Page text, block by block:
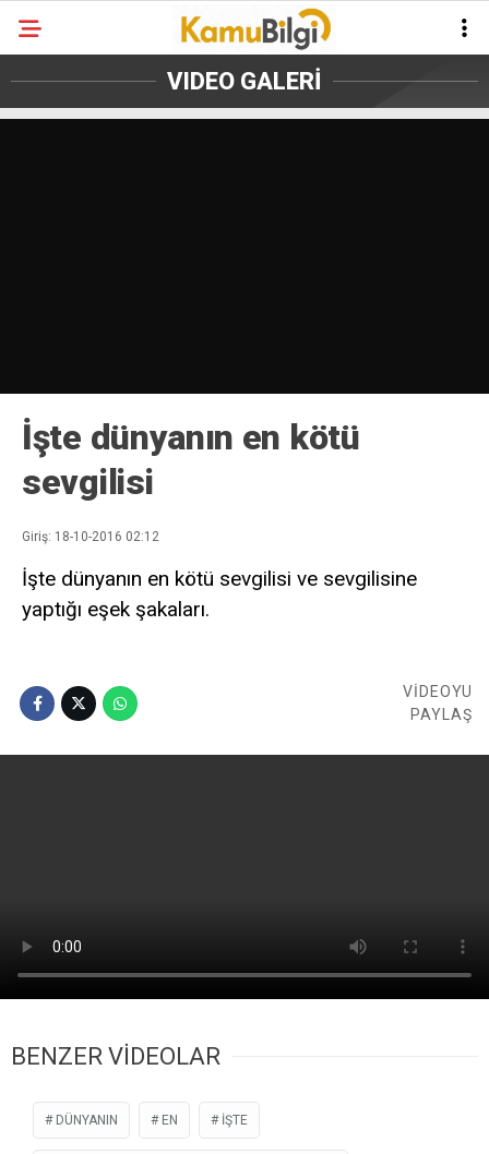
VIDEO GALERİ
İşte dünyanın en kötü
sevgilisi
Giriş: 18-10-2016 02:12
İşte dünyanın en kötü sevgilisi ve sevgilisine
yaptığı eşek şakaları.
VİDEOYU
PAYLAŞ
BENZER VİDEOLAR
DÜNYANIN EN İŞTE